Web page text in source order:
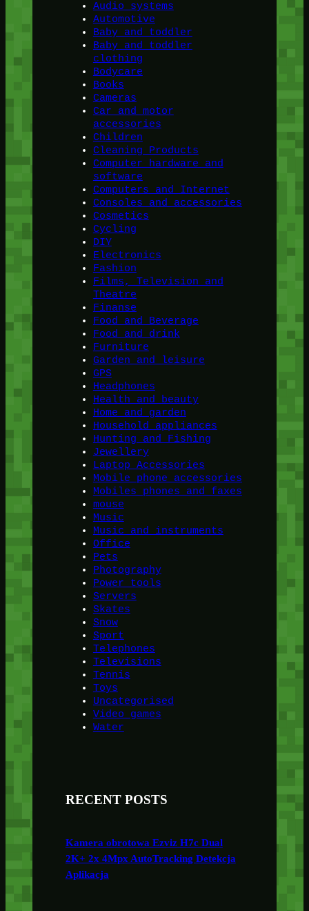
Audio systems
Automotive
Baby and toddler
Baby and toddler
clothing
Bodycare
Books
Cameras
Car and motor
accessories
Children
Cleaning Products
Computer hardware and
software
Computers and Internet
Consoles and accessories
Cosmetics
Cycling
DIY
Electronics
Fashion
Films, Television and
Theatre
Finanse
Food and Beverage
Food and drink
Furniture
Garden and leisure
GPS
Headphones
Health and beauty
Home and garden
Household appliances
Hunting and Fishing
Jewellery
Laptop Accessories
Mobile phone accessories
Mobiles phones and faxes
mouse
Music
Music and instruments
Office
Pets
Photography
Power tools
Servers
Skates
Snow
Sport
Telephones
Televisions
Tennis
Toys
Uncategorised
Video games
Water
RECENT POSTS
Kamera obrotowa Ezviz H7c Dual
2K+ 2x 4Mpx AutoTracking Detekcja
Aplikacja